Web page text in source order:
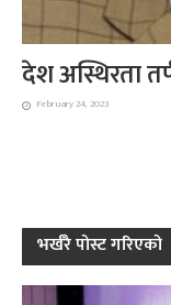
देश अस्थिरता
February 24, 2023
भर्खरै पोस्ट गरिएको